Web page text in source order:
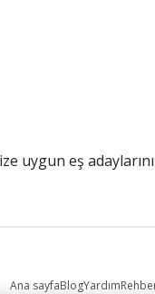
uygun eş
Ana sayfaBlogYardım